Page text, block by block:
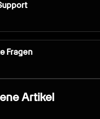
Fragen
Artikel